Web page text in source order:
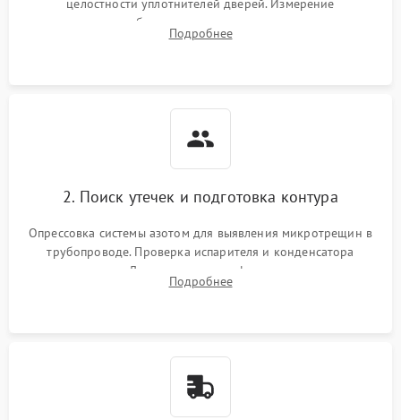
1000 ₽
1800 ₽
целостности уплотнителей дверей. Измерение
сопротивления обмоток мотора, проверка термостата и
считывание кодов ошибок с электронного дисплея.
Подробнее
2. Поиск утечек и подготовка контура
Опрессовка системы азотом для выявления микротрещин в
трубопроводе. Проверка испарителя и конденсатора
течеискателем. Демонтаж старого фильтра-осушителя и
продувка капиллярной трубки для устранения засоров.
Подробнее